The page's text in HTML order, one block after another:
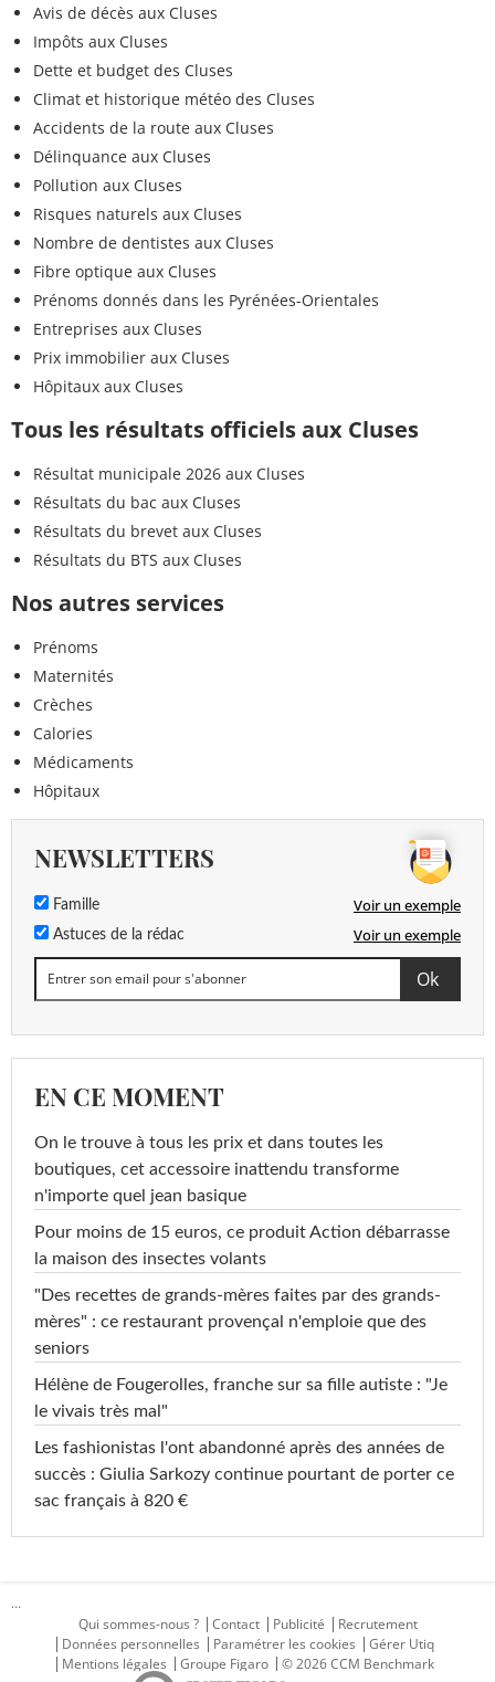
Avis de décès aux Cluses
Impôts aux Cluses
Dette et budget des Cluses
Climat et historique météo des Cluses
Accidents de la route aux Cluses
Délinquance aux Cluses
Pollution aux Cluses
Risques naturels aux Cluses
Nombre de dentistes aux Cluses
Fibre optique aux Cluses
Prénoms donnés dans les Pyrénées-Orientales
Entreprises aux Cluses
Prix immobilier aux Cluses
Hôpitaux aux Cluses
Tous les résultats officiels aux Cluses
Résultat municipale 2026 aux Cluses
Résultats du bac aux Cluses
Résultats du brevet aux Cluses
Résultats du BTS aux Cluses
Nos autres services
Prénoms
Maternités
Crèches
Calories
Médicaments
Hôpitaux
NEWSLETTERS
Famille Voir un exemple
Astuces de la rédac Voir un exemple
EN CE MOMENT
On le trouve à tous les prix et dans toutes les
boutiques, cet accessoire inattendu transforme
n'importe quel jean basique
Pour moins de 15 euros, ce produit Action débarrasse
la maison des insectes volants
"Des recettes de grands-mères faites par des grands-
mères" : ce restaurant provençal n'emploie que des
seniors
Hélène de Fougerolles, franche sur sa fille autiste : "Je
le vivais très mal"
Les fashionistas l'ont abandonné après des années de
succès : Giulia Sarkozy continue pourtant de porter ce
sac français à 820 €
...
Qui sommes-nous ?
Contact Publicité
Recrutement
Données personnelles
Paramétrer les cookies
Gérer Utiq
Mentions légales
Groupe Figaro © 2026 CCM Benchmark